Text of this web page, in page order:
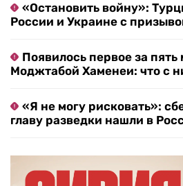
«Остановить войну»:
России и Украине с
Появилось первое за
Моджтабой Хаменеи: что с
«Я не могу рисковать»:
главу разведки нашли в